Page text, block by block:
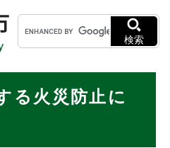
飛ばして本文へ
キ
ー
ワ
検
検索
る火災防止に